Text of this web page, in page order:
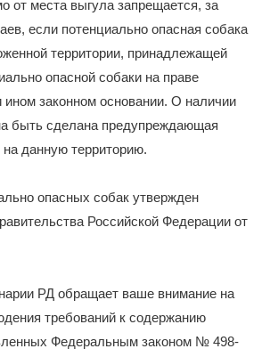
от места выгула запрещается, за
если потенциально опасная собака
территории, принадлежащей
опасной собаки на праве
ином законном основании. О наличии
быть сделана предупреждающая
данную территорию.
опасных собак утвержден
Российской Федерации от
РД обращает ваше внимание на
требований к содержанию
Федеральным законом № 498-